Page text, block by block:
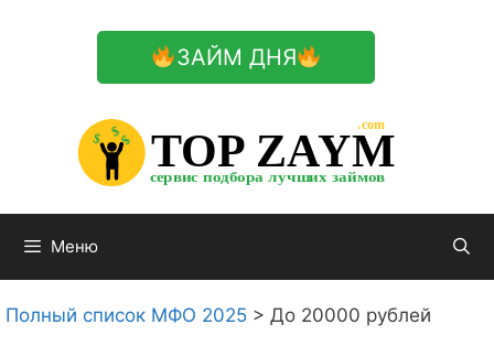
ЗАЙМ ДНЯ
TOP ZAYM
сервис подбора лучших займов
.com
$
$
$
Меню
Полный список МФО 2025 > До 20000 рублей